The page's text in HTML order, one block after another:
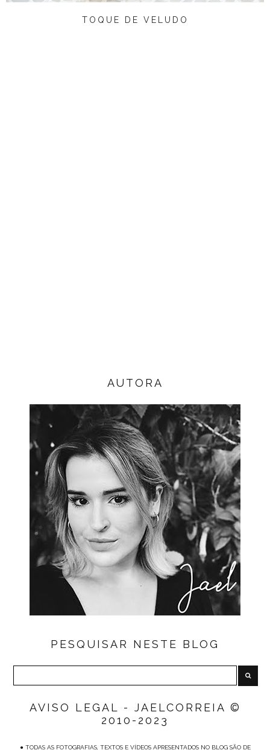
TOQUE DE VELUDO
AUTORA
PESQUISAR NESTE BLOG
AVISO LEGAL - JAELCORREIA ©
2010-2023
● TODAS AS FOTOGRAFIAS, TEXTOS E VÍDEOS APRESENTADOS NO BLOG SÃO DE